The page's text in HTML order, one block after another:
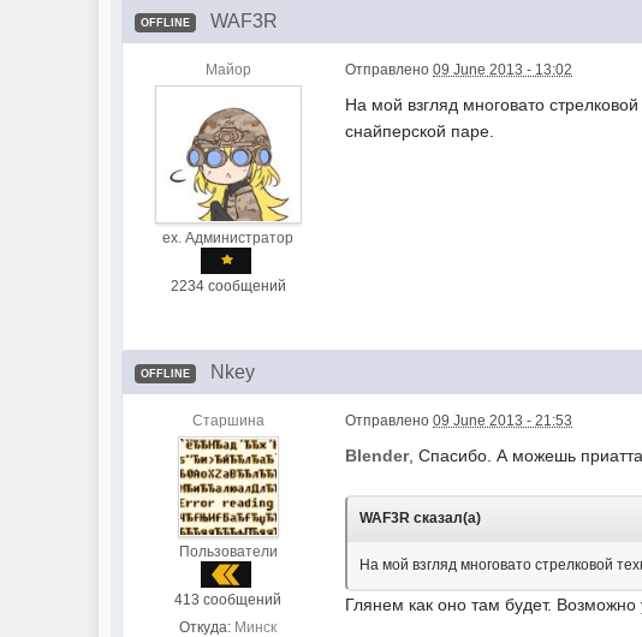
OFFLINE WAF3R
Майор
ex. Администратор
2234 сообщений
Отправлено 09 June 2013 - 13:02
На мой взгляд многовато
снайперской паре.
OFFLINE Nkey
Старшина
Пользователи
413 сообщений
Откуда: Минск
Отправлено 09 June 2013 - 21:53
Blender, Спасибо. А можешь
WAF3R сказал(а)
На мой взгляд многовато стрелковой
Глянем как оно там будет. Возможно